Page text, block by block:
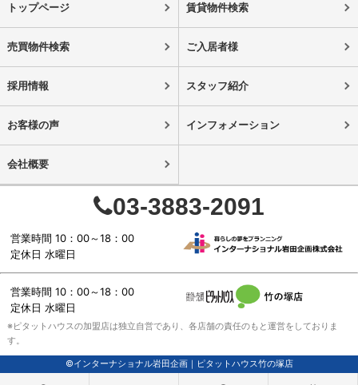
トップページ 賃貸物件検索
売買物件検索 ご入居者様
採用情報 スタッフ紹介
お客様の声 インフォメーション
会社概要
03-3883-2091
営業時間 10：00～18：00
定休日 水曜日
営業時間 10：00～18：00
定休日 水曜日
※ピタットハウスの加盟店は独立自営であり、各店舗の責任のもと運営をしておりま
す。
©インターナショナル岩田企画｜ピタットハウス竹の塚店